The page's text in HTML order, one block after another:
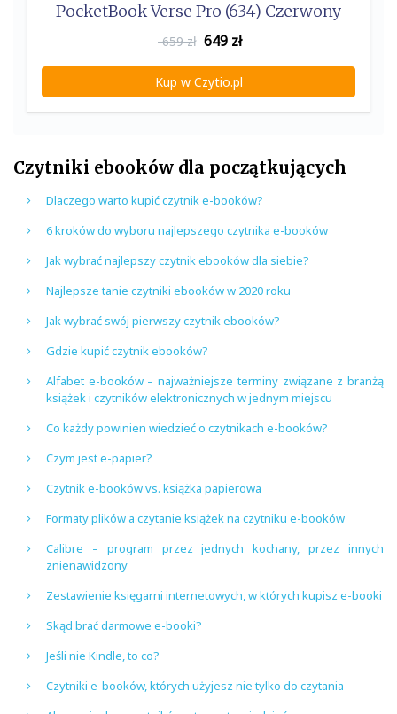
PocketBook Verse Pro (634) Czerwony
659 zł 649 zł
Kup w Czytio.pl
Czytniki ebooków dla początkujących
Dlaczego warto kupić czytnik e-booków?
6 kroków do wyboru najlepszego czytnika e-booków
Jak wybrać najlepszy czytnik ebooków dla siebie?
Najlepsze tanie czytniki ebooków w 2020 roku
Jak wybrać swój pierwszy czytnik ebooków?
Gdzie kupić czytnik ebooków?
Alfabet e-booków – najważniejsze terminy związane z branżą
książek i czytników elektronicznych w jednym miejscu
Co każdy powinien wiedzieć o czytnikach e-booków?
Czym jest e-papier?
Czytnik e-booków vs. książka papierowa
Formaty plików a czytanie książek na czytniku e-booków
Calibre – program przez jednych kochany, przez innych
znienawidzony
Zestawienie księgarni internetowych, w których kupisz e-booki
Skąd brać darmowe e-booki?
Jeśli nie Kindle, to co?
Czytniki e-booków, których użyjesz nie tylko do czytania